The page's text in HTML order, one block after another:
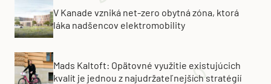
V Kanade vzniká net-zero obytná zóna, ktorá
láka nadšencov elektromobility
Mads Kaltoft: Opätovné využitie existujúcich
kvalít je jednou z najudržateľnejších stratégií